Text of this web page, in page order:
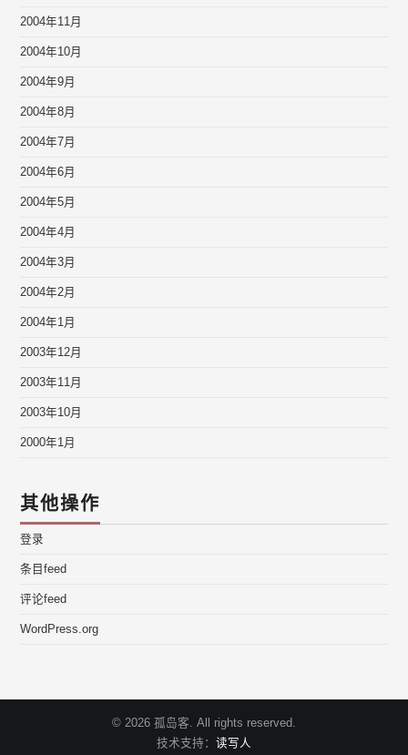
2004年11月
2004年10月
2004年9月
2004年8月
2004年7月
2004年6月
2004年5月
2004年4月
2004年3月
2004年2月
2004年1月
2003年12月
2003年11月
2003年10月
2000年1月
其他操作
登录
条目feed
评论feed
WordPress.org
© 2026 孤岛客. All rights reserved.
技术支持： 读写人